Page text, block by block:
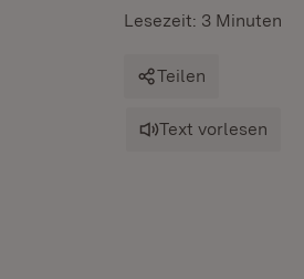
Lesezeit: 3 Minuten
Teilen
Text vorlesen